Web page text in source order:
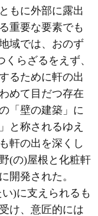
もに外部に露出
重要な要素でも
域では、おのず
らざるをえず、
るために軒の出
めて目だつ存在
「壁の建築」に
と称されるゆえ
軒の出を深くし
(の)屋根と化粧軒
開発された。
)に支えられるも
け、意匠的には